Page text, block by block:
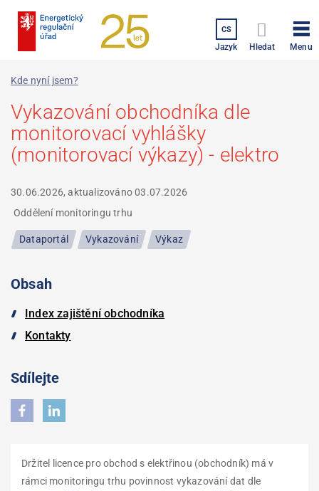
CS
Jazyk Hledat Menu
Kde nyní jsem?
Vykazování obchodníka dle
monitorovací vyhlášky
(monitorovací výkazy) - elektro
30.06.2026, aktualizováno03.07.2026
Oddělení monitoringu trhu
Dataportál Vykazování Výkaz
Držitel licence pro obchod s elektřinou (obchodník) má v
rámci monitoringu trhu povinnost vykazování dat dle
Obsah
Index zajištění obchodníka
Kontakty
Sdílejte